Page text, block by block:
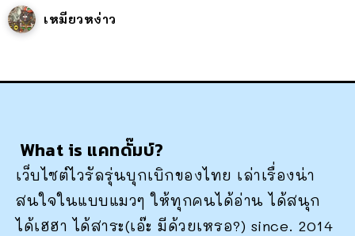
เหมียวหง่าว
What is แคทดั๊มบ์?
เว็บไซต์ไวรัลรุ่นบุกเบิกของไทย เล่าเรื่องน่า
สนใจในแบบแมวๆ ให้ทุกคนได้อ่าน ได้สนุก
ได้เฮฮา ได้สาระ(เอ๊ะ มีด้วยเหรอ?) since. 2014